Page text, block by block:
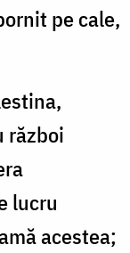
pe cale,
război
lucru
acestea;